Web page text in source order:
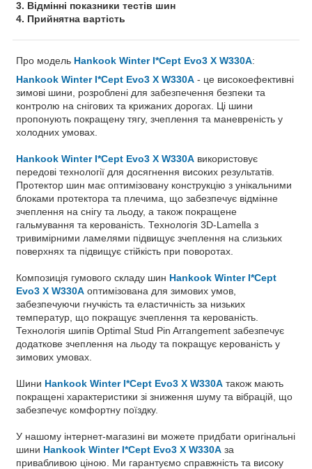
3. Відмінні показники тестів шин
4. Прийнятна вартість
Про модель Hankook Winter I*Cept Evo3 X W330A:
Hankook Winter I*Cept Evo3 X W330A - це високоефективні
зимові шини, розроблені для забезпечення безпеки та
контролю на снігових та крижаних дорогах. Ці шини
пропонують покращену тягу, зчеплення та маневреність у
холодних умовах.
Hankook Winter I*Cept Evo3 X W330A використовує
передові технології для досягнення високих результатів.
Протектор шин має оптимізовану конструкцію з унікальними
блоками протектора та плечима, що забезпечує відмінне
зчеплення на снігу та льоду, а також покращене
гальмування та керованість. Технологія 3D-Lamella з
тривимірними ламелями підвищує зчеплення на слизьких
поверхнях та підвищує стійкість при поворотах.
Композиція гумового складу шин Hankook Winter I*Cept
Evo3 X W330A оптимізована для зимових умов,
забезпечуючи гнучкість та еластичність за низьких
температур, що покращує зчеплення та керованість.
Технологія шипів Optimal Stud Pin Arrangement забезпечує
додаткове зчеплення на льоду та покращує керованість у
зимових умовах.
Шини Hankook Winter I*Cept Evo3 X W330A також мають
покращені характеристики зі зниження шуму та вібрацій, що
забезпечує комфортну поїздку.
У нашому інтернет-магазині ви можете придбати оригінальні
шини Hankook Winter I*Cept Evo3 X W330A за
привабливою ціною. Ми гарантуємо справжність та високу